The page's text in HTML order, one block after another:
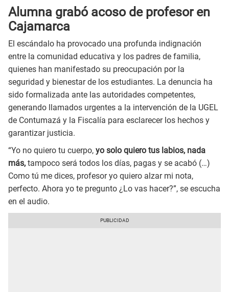
Alumna grabó acoso de profesor en
Cajamarca
El escándalo ha provocado una profunda indignación
entre la comunidad educativa y los padres de familia,
quienes han manifestado su preocupación por la
seguridad y bienestar de los estudiantes. La denuncia ha
sido formalizada ante las autoridades competentes,
generando llamados urgentes a la intervención de la UGEL
de Contumazá y la Fiscalía para esclarecer los hechos y
garantizar justicia.
“Yo no quiero tu cuerpo, yo solo quiero tus labios, nada
más, tampoco será todos los días, pagas y se acabó (…)
Como tú me dices, profesor yo quiero alzar mi nota,
perfecto. Ahora yo te pregunto ¿Lo vas hacer?”, se escucha
en el audio.